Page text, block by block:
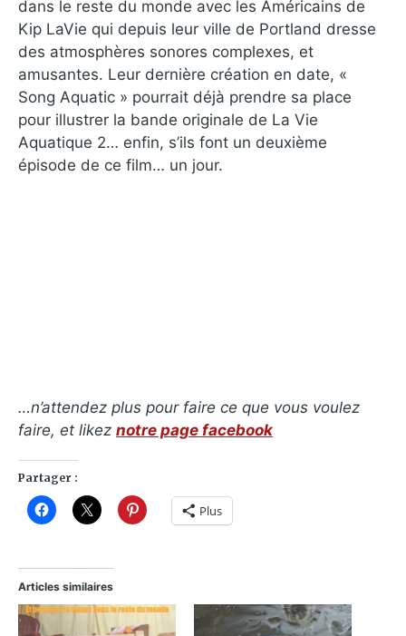
dans le reste du monde avec les Américains de
Kip LaVie qui depuis leur ville de Portland dresse
des atmosphères sonores complexes, et
amusantes. Leur dernière création en date, «
Song Aquatic » pourrait déjà prendre sa place
pour illustrer la bande originale de La Vie
Aquatique 2… enfin, s’ils font un deuxième
épisode de ce film… un jour.
…n’attendez plus pour faire ce que vous voulez
faire, et likez notre page facebook
Partager :
Plus
Articles similaires